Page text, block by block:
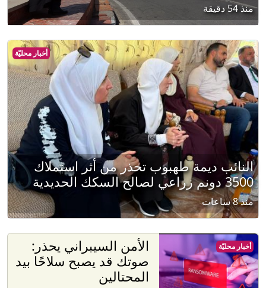
منذ 54 دقيقة
أخبار محليّة
النائب ديمة طهبوب تحذر من أثر استملاك
3500 دونم زراعي لصالح السكك الحديدية
منذ 8 ساعات
الأمن السيبراني يحذر:
صوتك قد يصبح سلاحًا بيد
المحتالين
أخبار محليّة